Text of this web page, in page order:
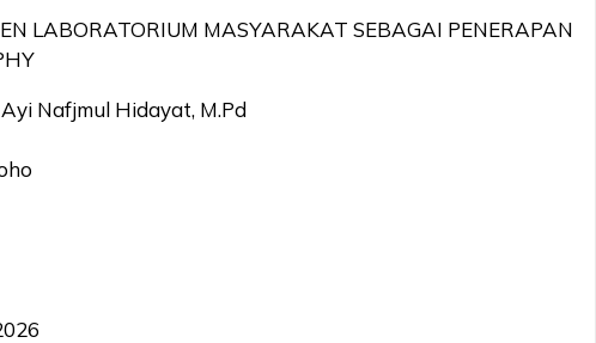
LABORATORIUM MASYARAKAT SEBAGAI PENERAPAN
Ayi Nafjmul Hidayat, M.Pd